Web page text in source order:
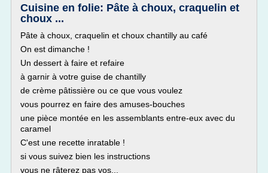
Cuisine en folie: Pâte à choux, craquelin et
choux ...
Pâte à choux, craquelin et choux chantilly au café
On est dimanche !
Un dessert à faire et refaire
à garnir à votre guise de chantilly
de crème pâtissière ou ce que vous voulez
vous pourrez en faire des amuses-bouches
une pièce montée en les assemblants entre-eux avec du
caramel
C'est une recette inratable !
si vous suivez bien les instructions
vous ne râterez pas vos...